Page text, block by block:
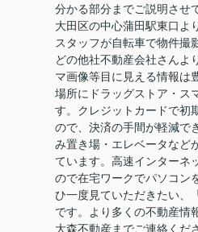
分かる部分までご説明させ
大田区の中心蒲田駅東口よ
スタッフが自転車で物件撮
どの他社不動産会社さんよ
マ画像等目に見える情報は
場所にドラッグストア・ス
す。クレジットカードで初
ので、決済の手間が軽減で
み置き場・エレベータなど
ています。高速インターネ
ので在宅ワークでパソコン
ひ一度見ていただきたい、
です。より多くの不動産情
大森不動産までご連絡くだ